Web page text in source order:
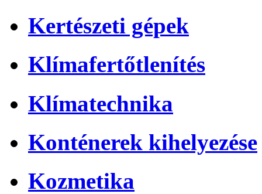
Kertészeti gépek
Klímafertőtlenítés
Klímatechnika
Konténerek kihelyezése
Kozmetika